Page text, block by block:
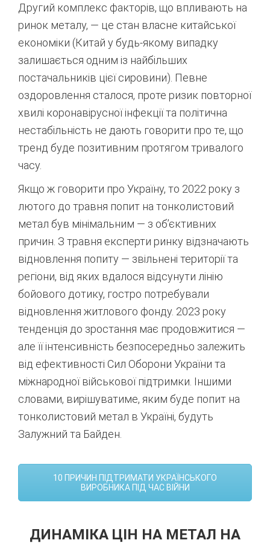
Другий комплекс факторів, що впливають на
ринок металу, — це стан власне китайської
економіки (Китай у будь-якому випадку
залишається одним із найбільших
постачальників цієї сировини). Певне
оздоровлення сталося, проте ризик повторної
хвилі коронавірусної інфекції та політична
нестабільність не дають говорити про те, що
тренд буде позитивним протягом тривалого
часу.
Якщо ж говорити про Україну, то 2022 року з
лютого до травня попит на тонколистовий
метал був мінімальним — з об’єктивних
причин. З травня експерти ринку відзначають
відновлення попиту — звільнені території та
регіони, від яких вдалося відсунути лінію
бойового дотику, гостро потребували
відновлення житлового фонду. 2023 року
тенденція до зростання має продовжитися —
але її інтенсивність безпосередньо залежить
від ефективності Сил Оборони України та
міжнародної військової підтримки. Іншими
словами, вирішуватиме, яким буде попит на
тонколистовий метал в Україні, будуть
Залужний та Байден.
10 ПРИЧИН ПІДТРИМАТИ УКРАЇНСЬКОГО
ВИРОБНИКА ПІД ЧАС ВІЙНИ
ДИНАМІКА ЦІН НА МЕТАЛ НА